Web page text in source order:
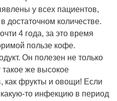
у всех пациентов,
достаточном количестве.
4 года, за это время
пользе кофе.
Он полезен не только
же высокое
как фрукты и овощи! Если
то инфекцию в период